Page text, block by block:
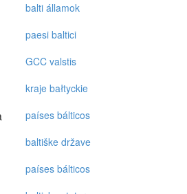
balti államok
paesi baltici
GCC valstis
kraje bałtyckie
países bálticos
baltiške države
países bálticos